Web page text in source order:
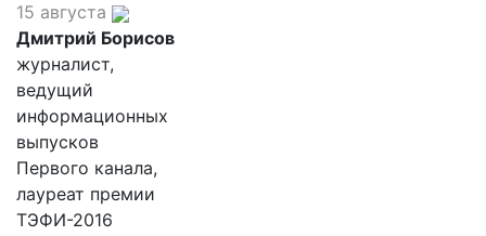
15 августа
Дмитрий Борисов
журналист,
ведущий
информационных
выпусков
Первого канала,
лауреат премии
ТЭФИ-2016